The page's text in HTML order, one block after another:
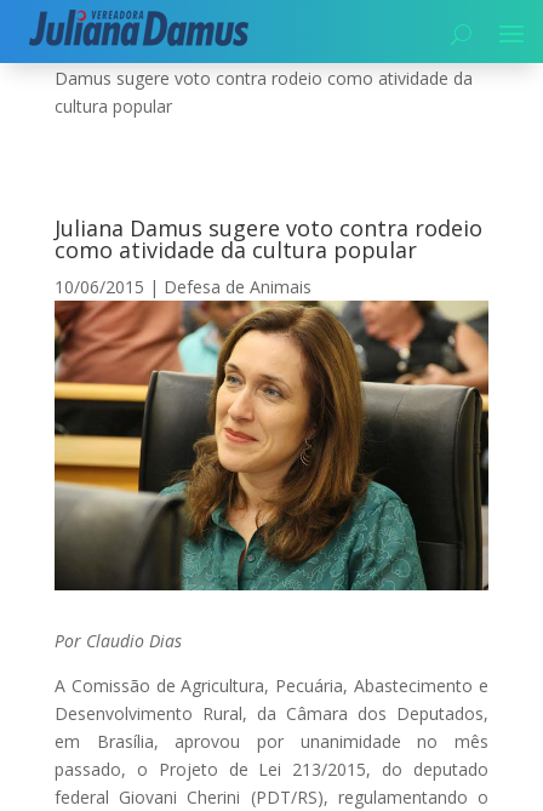
Início|Meio Ambiente|
Juliana
Damus sugere voto contra rodeio como atividade da
cultura popular
Juliana Damus sugere voto contra rodeio
como atividade da cultura popular
10/06/2015 | Defesa de Animais
Por Claudio Dias
A Comissão de Agricultura, Pecuária, Abastecimento e
Desenvolvimento Rural, da Câmara dos Deputados,
em Brasília, aprovou por unanimidade no mês
passado, o Projeto de Lei 213/2015, do deputado
federal Giovani Cherini (PDT/RS), regulamentando o